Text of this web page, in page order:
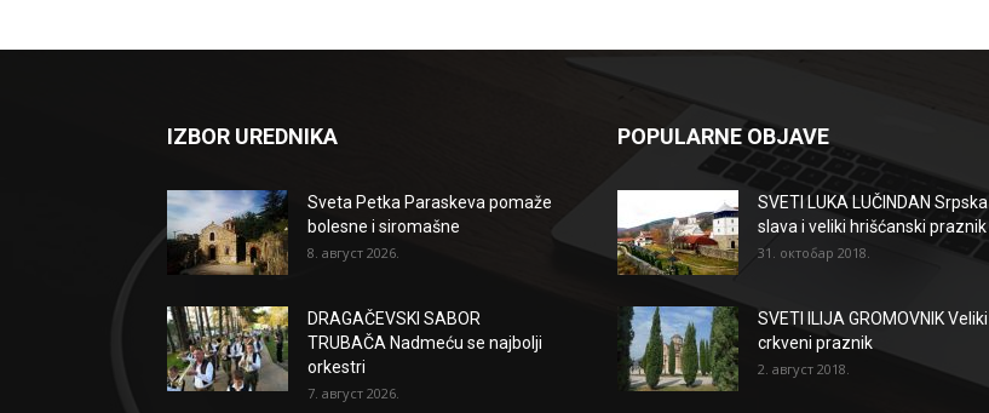
IZBOR UREDNIKA
Sveta Petka Paraskeva pomaže
bolesne i siromašne
8. август 2026.
DRAGAČEVSKI SABOR
TRUBAČA Nadmeću se najbolji
orkestri
7. август 2026.
POPULARNE OBJAVE
SVETI LUKA LUČINDAN Srpska
slava i veliki hrišćanski praznik
31. октобар 2018.
SVETI ILIJA GROMOVNIK Veliki
crkveni praznik
2. август 2018.